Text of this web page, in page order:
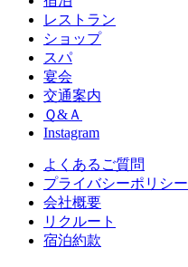
レストラン
ショップ
スパ
宴会
交通案内
Ｑ&Ａ
Instagram
よくあるご質問
プライバシーポリシー
会社概要
リクルート
宿泊約款